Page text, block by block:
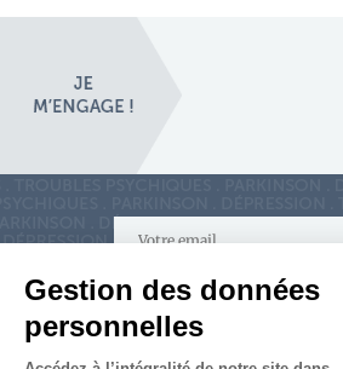
S'inscrire à la newsletter
les réseaux sociaux